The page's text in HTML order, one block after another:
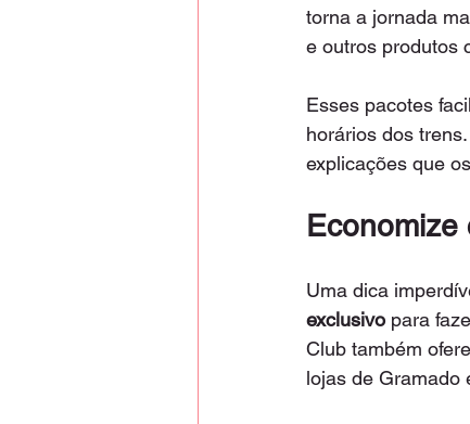
torna a jornada
e outros produtos
Esses pacotes
horários dos
explicações que
Economize
Uma dica
exclusivo para
Club também
lojas de Gramado